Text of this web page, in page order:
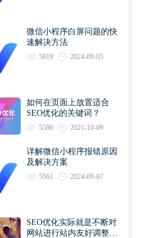
微信小程序白屏问题的快
速解决方法
5819 2024-09-05
如何在页面上放置适合
SEO优化的关键词？
5586 2021-10-09
详解微信小程序报错原因
及解决方案
5561 2024-09-07
SEO优化实际就是不断对
网站进行站内友好调整直